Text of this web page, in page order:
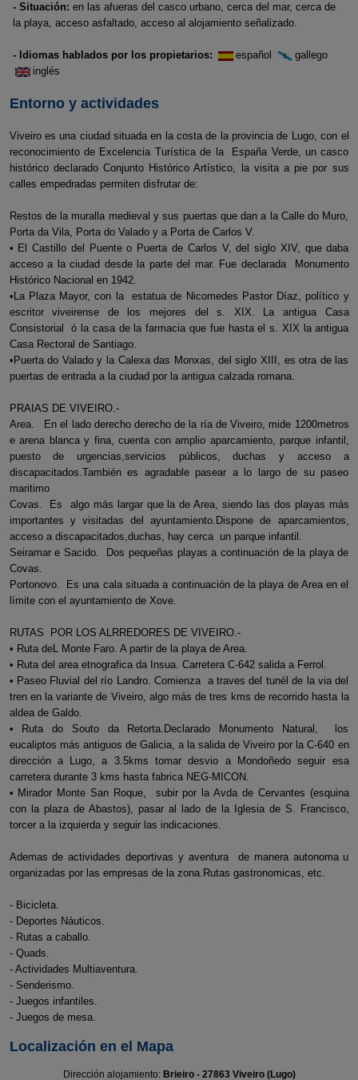
- Situación: en las afueras del casco urbano, cerca del mar, cerca de
la playa, acceso asfaltado, acceso al alojamiento señalizado.
- Idiomas hablados por los propietarios: español
gallego
inglés
Entorno y actividades
Viveiro es una ciudad situada en la costa de la provincia de Lugo, con el
reconocimiento de Excelencia Turística de la España Verde, un casco
histórico declarado Conjunto Histórico Artístico, la visita a pie por sus
calles empedradas permiten disfrutar de:
Restos de la muralla medieval y sus puertas que dan a la Calle do Muro,
Porta da Vila, Porta do Valado y a Porta de Carlos V.
• El Castillo del Puente o Puerta de Carlos V, del siglo XIV, que daba
acceso a la ciudad desde la parte del mar. Fue declarada Monumento
Histórico Nacional en 1942.
•La Plaza Mayor, con la estatua de Nicomedes Pastor Díaz, político y
escritor viveirense de los mejores del s. XIX. La antigua Casa
Consistorial ó la casa de la farmacia que fue hasta el s. XIX la antigua
Casa Rectoral de Santiago.
•Puerta do Valado y la Calexa das Monxas, del siglo XIII, es otra de las
puertas de entrada a la ciudad por la antigua calzada romana.
PRAIAS DE VIVEIRO.-
Area. En el lado derecho derecho de la ría de Viveiro, mide 1200metros
e arena blanca y fina, cuenta con amplio aparcamiento, parque infantil,
puesto de urgencias,servicios públicos, duchas y acceso a
discapacitados.También es agradable pasear a lo largo de su paseo
maritimo
Covas. Es algo más largar que la de Area, siendo las dos playas más
importantes y visitadas del ayuntamiento.Dispone de aparcamientos,
acceso a discapacitados,duchas, hay cerca un parque infantil.
Seiramar e Sacido. Dos pequeñas playas a continuación de la playa de
Covas.
Portonovo. Es una cala situada a continuación de la playa de Area en el
límite con el ayuntamiento de Xove.
RUTAS POR LOS ALRREDORES DE VIVEIRO.-
• Ruta deL Monte Faro. A partir de la playa de Area.
• Ruta del area etnografica da Insua. Carretera C-642 salida a Ferrol.
• Paseo Fluvial del río Landro. Comienza a traves del tunél de la via del
tren en la variante de Viveiro, algo más de tres kms de recorrido hasta la
aldea de Galdo.
• Ruta do Souto da Retorta.Declarado Monumento Natural, los
eucaliptos más antiguos de Galicia, a la salida de Viveiro por la C-640 en
dirección a Lugo, a 3.5kms tomar desvio a Mondoñedo seguir esa
carretera durante 3 kms hasta fabrica NEG-MICON.
• Mirador Monte San Roque, subir por la Avda de Cervantes (esquina
con la plaza de Abastos), pasar al lado de la Iglesia de S. Francisco,
torcer a la izquierda y seguir las indicaciones.
Ademas de actividades deportivas y aventura de manera autonoma u
organizadas por las empresas de la zona.Rutas gastronomicas, etc.
- Bicicleta.
- Deportes Náuticos.
- Rutas a caballo.
- Quads.
- Actividades Multiaventura.
- Senderismo.
- Juegos infantiles.
- Juegos de mesa.
Localización en el Mapa
Dirección alojamiento: Brieiro - 27863 Viveiro (Lugo)